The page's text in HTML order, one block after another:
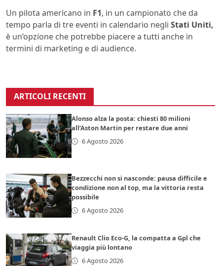
Un pilota americano in F1, in un campionato che da
tempo parla di tre eventi in calendario negli Stati Uniti,
è un’opzione che potrebbe piacere a tutti anche in
termini di marketing e di audience.
ARTICOLI RECENTI
Alonso alza la posta: chiesti 80 milioni
all’Aston Martin per restare due anni
6 Agosto 2026
Bezzecchi non si nasconde: pausa difficile e
condizione non al top, ma la vittoria resta
possibile
6 Agosto 2026
Renault Clio Eco-G, la compatta a Gpl che
viaggia più lontano
6 Agosto 2026